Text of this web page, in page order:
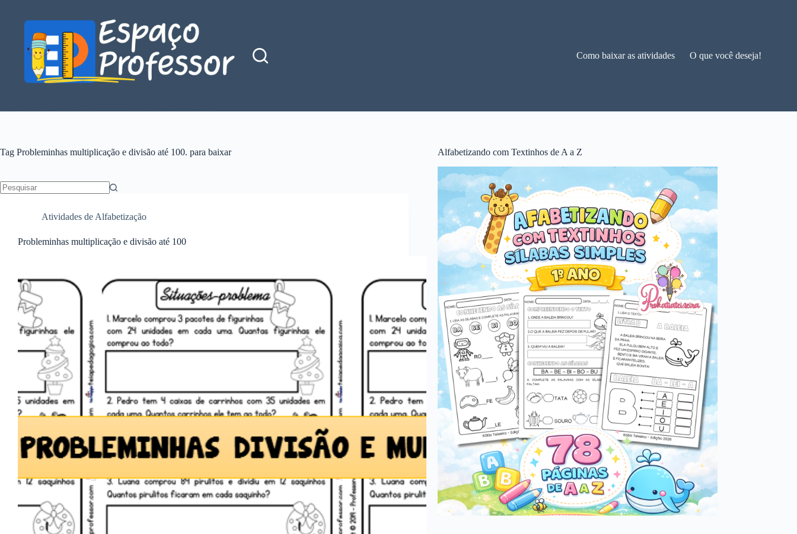
conteúdo
Como baixar as atividades O que você deseja!
Tag Probleminhas multiplicação e divisão até 100. para baixar
Atividades de Alfabetização
Probleminhas multiplicação e divisão até 100
Alfabetizando com Textinhos de A a Z